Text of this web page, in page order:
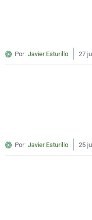
Por: Javier Esturillo 27
Por: Javier Esturillo 25